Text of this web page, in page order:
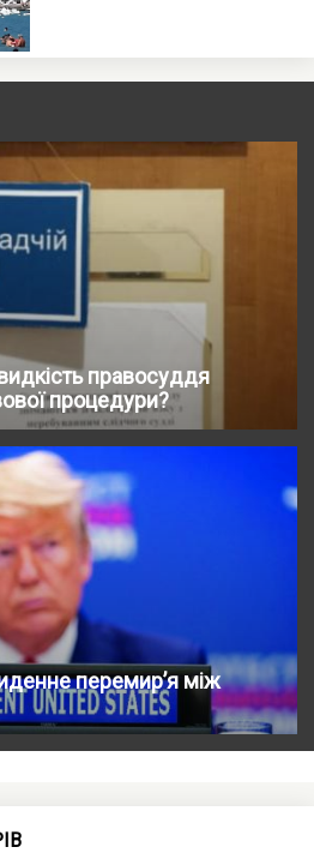
правосуддя
процедури?
перемир’я між